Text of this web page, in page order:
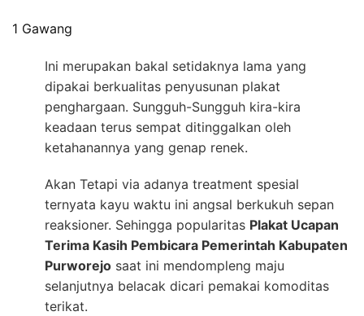
1 Gawang
Ini merupakan bakal setidaknya lama yang
dipakai berkualitas penyusunan plakat
penghargaan. Sungguh-Sungguh kira-kira
keadaan terus sempat ditinggalkan oleh
ketahanannya yang genap renek.
Akan Tetapi via adanya treatment spesial
ternyata kayu waktu ini angsal berkukuh sepan
reaksioner. Sehingga popularitas Plakat Ucapan
Terima Kasih Pembicara Pemerintah Kabupaten
Purworejo saat ini mendompleng maju
selanjutnya belacak dicari pemakai komoditas
terikat.